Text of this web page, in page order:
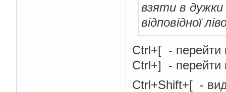
взяти в
відповідної
Ctrl+[ - перейти
Ctrl+] - перейти
Ctrl+Shift+[ -